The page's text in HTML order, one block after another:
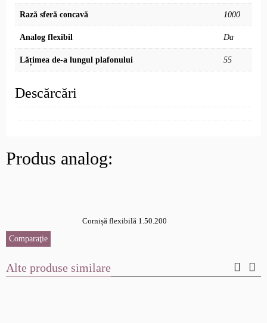
Rază sferă concavă 1000
Analog flexibil Da
Lățimea de-a lungul plafonului 55
Descărcări
Produs analog:
Cornișă flexibilă 1.50.200
Comparaţie
Alte produse similare